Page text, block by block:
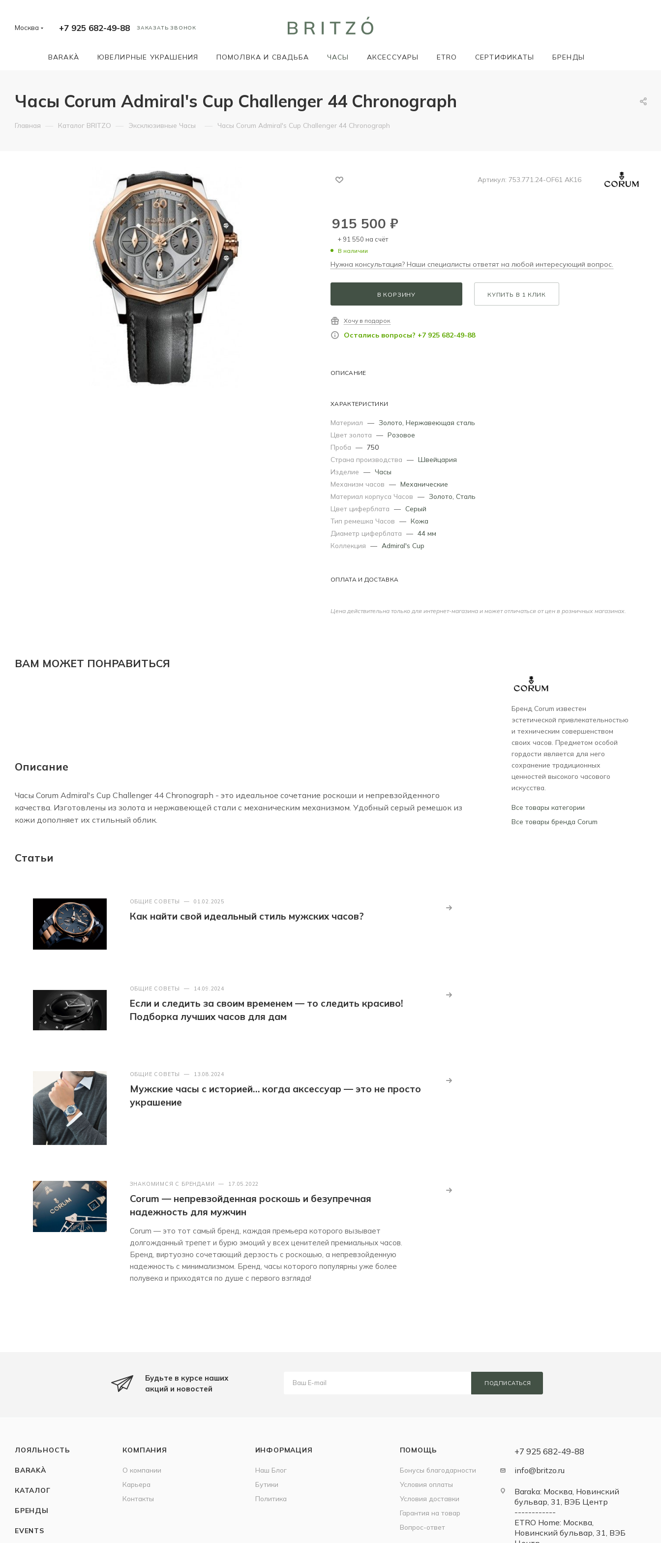
Москва +7 925 682-49-88 ЗАКАЗАТЬ ЗВОНОК
BARAKÀ ЮВЕЛИРНЫЕ УКРАШЕНИЯ ПОМОЛВКА И СВАДЬБА ЧАСЫ АКСЕССУАРЫ ETRO СЕРТИФИКАТЫ БРЕНДЫ
Часы Corum Admiral's Cup Challenger 44 Chronograph
Главная — Каталог BRITZO — Эксклюзивные Часы — Часы Corum Admiral's Cup Challenger 44 Chronograph
Артикул: 753.771.24-OF61 AK16
915 500 ₽
+ 91 550 на счёт
В наличии
Нужна консультация? Наши специалисты ответят на любой интересующий вопрос.
В КОРЗИНУ КУПИТЬ В 1 КЛИК
Хочу в подарок
Остались вопросы? +7 925 682-49-88
ОПИСАНИЕ
ХАРАКТЕРИСТИКИ
Материал — Золото Нержавеющая сталь
Цвет золота — Розовое
Проба — 750
Страна производства — Швейцария
Изделие — Часы
Механизм часов — Механические
Материал корпуса Часов — Золото Сталь
Цвет циферблата — Серый
Тип ремешка Часов — Кожа
Диаметр циферблата — 44 мм
Коллекция — Admiral's Cup
ОПЛАТА И ДОСТАВКА
Цена действительна только для интернет-магазина и может отличаться от цен в розничных магазинах.
ВАМ МОЖЕТ ПОНРАВИТЬСЯ
Описание
Часы Corum Admiral's Cup Challenger 44 Chronograph - это идеальное сочетание роскоши и непревзойденного
качества. Изготовлены из золота и нержавеющей стали с механическим механизмом. Удобный серый ремешок из
кожи дополняет их стильный облик.
Статьи
ОБЩИЕ СОВЕТЫ — 01.02.2025
Как найти свой идеальный стиль мужских часов?
ОБЩИЕ СОВЕТЫ — 14.09.2024
Если и следить за своим временем — то следить красиво!
Подборка лучших часов для дам
ОБЩИЕ СОВЕТЫ — 13.08.2024
Мужские часы с историей… когда аксессуар — это не просто
украшение
ЗНАКОМИМСЯ С БРЕНДАМИ — 17.05.2022
Corum — непревзойденная роскошь и безупречная
надежность для мужчин
Corum — это тот самый бренд, каждая премьера которого вызывает
долгожданный трепет и бурю эмоций у всех ценителей премиальных часов.
Бренд, виртуозно сочетающий дерзость с роскошью, а непревзойденную
надежность с минимализмом. Бренд, часы которого популярны уже более
полувека и приходятся по душе с первого взгляда!
Бренд Corum известен
эстетической привлекательностью
и техническим совершенством
своих часов. Предметом особой
гордости является для него
сохранение традиционных
ценностей высокого часового
искусства.
Все товары категории
Все товары бренда Corum
Будьте в курсе наших
акций и новостей
ПОДПИСАТЬСЯ
ЛОЯЛЬНОСТЬ
BARAKÀ
КАТАЛОГ
БРЕНДЫ
EVENTS
КОМПАНИЯ
О компании
Карьера
Контакты
ИНФОРМАЦИЯ
Наш Блог
Бутики
Политика
ПОМОЩЬ
Бонусы благодарности
Условия оплаты
Условия доставки
Гарантия на товар
Вопрос-ответ
+7 925 682-49-88
info@britzo.ru
Baraka: Москва, Новинский
бульвар, 31, ВЭБ Центр
------------
ETRO Home: Москва,
Новинский бульвар, 31, ВЭБ